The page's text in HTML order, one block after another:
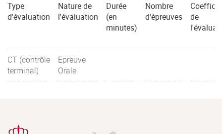
Type
d'évaluation
Nature de
l'évaluation
Durée
(en
minutes)
Nombre
d'épreuves
de
CT (contrôle
terminal)
Epreuve
Orale